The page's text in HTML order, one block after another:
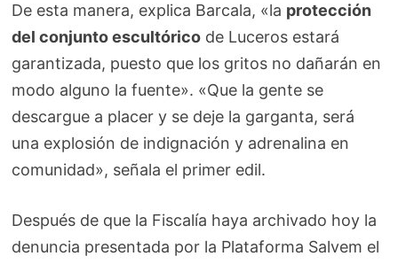
De esta manera, explica Barcala, «la protección
del conjunto escultórico de Luceros estará
garantizada, puesto que los gritos no dañarán en
modo alguno la fuente». «Que la gente se
descargue a placer y se deje la garganta, será
una explosión de indignación y adrenalina en
comunidad», señala el primer edil.
Después de que la Fiscalía haya archivado hoy la
denuncia presentada por la Plataforma Salvem el